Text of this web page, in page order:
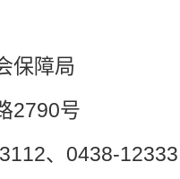
保障局
2790号
、0438-12333